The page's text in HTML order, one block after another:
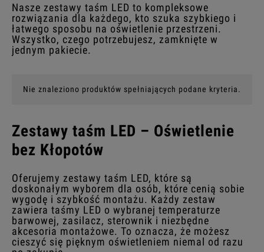
Nasze zestawy taśm LED to kompleksowe
rozwiązania dla każdego, kto szuka szybkiego i
łatwego sposobu na oświetlenie przestrzeni.
Wszystko, czego potrzebujesz, zamknięte w
jednym pakiecie.
Nie znaleziono produktów spełniających podane kryteria.
Zestawy taśm LED – Oświetlenie
bez Kłopotów
Oferujemy zestawy taśm LED, które są
doskonałym wyborem dla osób, które cenią sobie
wygodę i szybkość montażu. Każdy zestaw
zawiera taśmy LED o wybranej temperaturze
barwowej, zasilacz, sterownik i niezbędne
akcesoria montażowe. To oznacza, że możesz
cieszyć się pięknym oświetleniem niemal od razu